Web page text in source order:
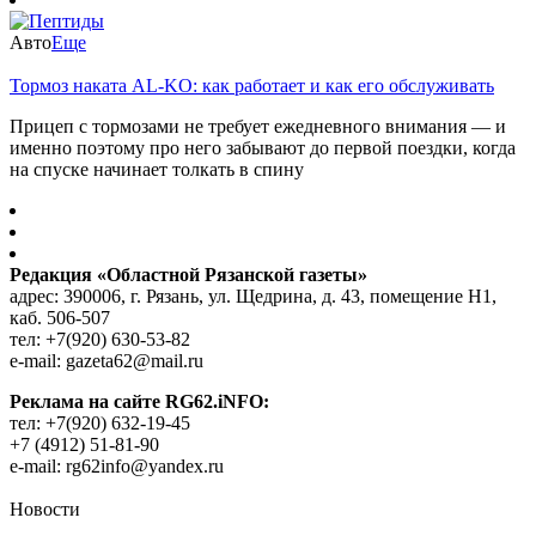
АвтоЕще
Тормоз наката AL-KO: как работает и как его обслуживать
Прицеп с тормозами не требует ежедневного внимания — и
именно поэтому про него забывают до первой поездки, когда
на спуске начинает толкать в спину
Редакция «Областной Рязанской газеты»
адрес: 390006, г. Рязань, ул. Щедрина, д. 43, помещение Н1,
каб. 506-507
тел: +7(920) 630-53-82
e-mail: gazeta62@mail.ru
Реклама на сайте RG62.iNFO:
тел: +7(920) 632-19-45
+7 (4912) 51-81-90
e-mail: rg62info@yandex.ru
Новости